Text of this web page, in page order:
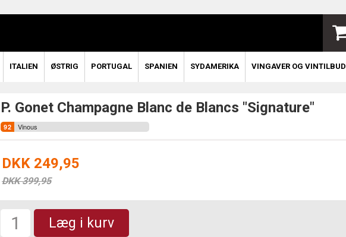
ITALIEN ØSTRIG PORTUGAL SPANIEN SYDAMERIKA VINGAVER OG VINTILBUD
P. Gonet Champagne Blanc de Blancs "Signature"
Vinous
DKK 249,95
DKK 399,95
Læg i kurv